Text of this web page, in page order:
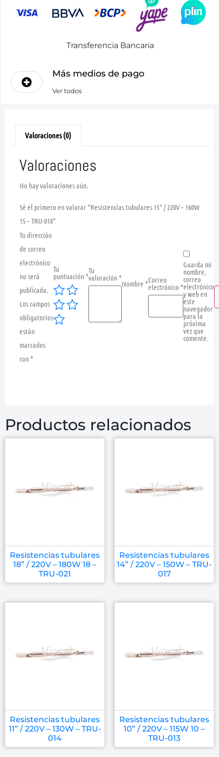
Transferencia Bancaria
Más medios de pago
Ver todos
Valoraciones (0)
Valoraciones
No hay valoraciones aún.
Sé el primero en valorar “Resistencias tubulares 15” / 220V – 160W
15 – TRU-018”
Tu dirección
de correo
electrónico
no será
publicada.
Los campos
obligatorios
están
marcados
con *
Tu
puntuación *
Tu
valoración *
Nombre *Correo
electrónico *
Guarda mi
nombre,
correo
electrónico
y web en
este
navegador
para la
próxima
vez que
comente.
Productos relacionados
Resistencias tubulares
18” / 220V – 180W 18 –
TRU-021
Resistencias tubulares
14” / 220V – 150W – TRU-
017
Resistencias tubulares
11” / 220V – 130W – TRU-
014
Resistencias tubulares
10” / 220V – 115W 10 –
TRU-013